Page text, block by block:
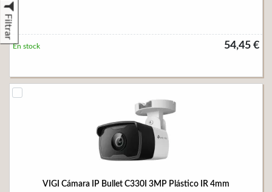
Filtrar
54,45 €
En stock
VIGI Cámara IP Bullet C330I 3MP Plástico IR 4mm